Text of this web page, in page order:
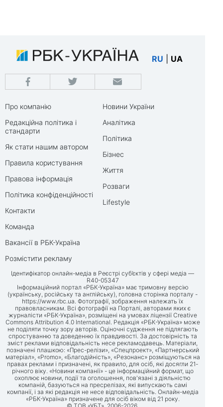
RU UA
Про компанію
Редакційна політика і
стандарти
Як стати нашим автором
Правила користування
Правова інформація
Політика конфіденційності
Контакти
Команда
Вакансії в РБК-Україна
Розмістити рекламу
Новини України
Аналітика
Політика
Бізнес
Життя
Розваги
Lifestyle
Ідентифікатор онлайн-медіа в Реєстрі суб’єктів у сфері медіа —
R40-05347
Інформаційний портал «РБК-Україна» має тримовну версію
(українську, російську та англійську), головна сторінка порталу -
https://www.rbc.ua. Фотографії, зображення належать їх
правовласникам. Всі фотографії на Порталі, авторами яких є
журналісти «РБК-Україна», розміщені на умовах ліцензії Creative
Commons Attribution 4.0 International. Редакція «РБК-Україна» може
не поділяти точку зору авторів. Оціночні судження не підлягають
спростуванню та доведенню їх правдивості. За достовірність та
зміст реклами відповідальність несе рекламодавець. Матеріали,
позначені плашкою: «Прес-релізи», «Спецпроект», «Партнерський
матеріал», «Promo», «Благодійність», «Резонанс» розміщуються на
правах реклами і призначені, як правило, для осіб, які досягли 21-
річного віку. «Новини компанії» - це інформаційний формат, що
охоплює новини, події та оголошення, пов'язані з діяльністю
компаній, базуються на пресрелізах, які випускають самі
компанії, і за які редакція не несе відповідальність. Онлайн-медіа
«РБК-Україна» призначене для осіб віком від 21 року.